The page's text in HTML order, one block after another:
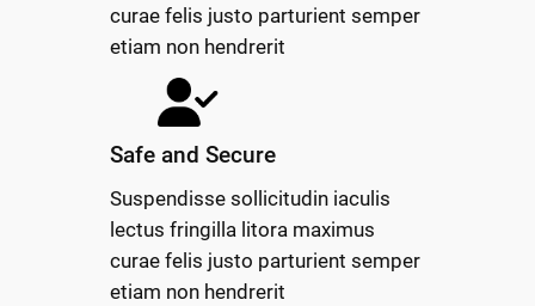
curae felis justo parturient semper
etiam non hendrerit
Safe and Secure
Suspendisse sollicitudin iaculis
lectus fringilla litora maximus
curae felis justo parturient semper
etiam non hendrerit